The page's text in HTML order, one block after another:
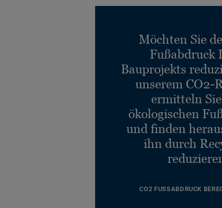
Möchten Sie
Fußabdruck
Bauprojekts
unserem CO2-
ermitteln
ökologischen
und finden
ihn durch
CO2 FUSSABDRUCK